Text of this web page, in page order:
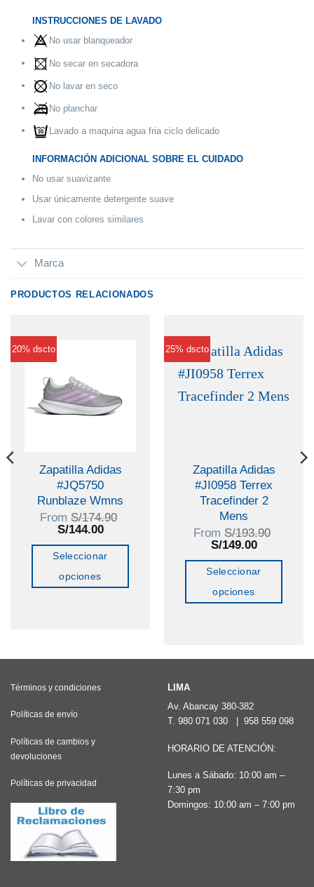
INSTRUCCIONES DE LAVADO
No usar blanqueador
No secar en secadora
No lavar en seco
No planchar
Lavado a maquina agua fria ciclo delicado
INFORMACIÓN ADICIONAL SOBRE EL CUIDADO
No usar suavizante
Usar únicamente detergente suave
Lavar con colores similares
Marca
PRODUCTOS RELACIONADOS
20% dscto
Zapatilla Adidas
#JQ5750
Runblaze Wmns
From S/174.90
El
original
S/174.90.
S/144.00El
actual
Seleccionar
opciones
Las
pueden
en
la
página
de
producto
25% dscto
Zapatilla Adidas
#JI0958 Terrex
Tracefinder 2
Mens
From S/193.90
El
original
S/193.90.
S/149.00El
actual
Seleccionar
opciones
Las
opciones
se
en
Términos y condiciones
Políticas de envío
Políticas de cambios y
devoluciones
Políticas de privacidad
LIMA
Av. Abancay 380-382
T. 980 071 030 958 559 098
HORARIO DE ATENCIÓN:
Lunes a Sábado: 10:00 am –
7:30 pm
Domingos: 10:00 am – 7:00 pm